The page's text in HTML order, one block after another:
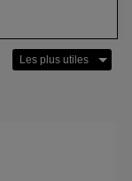
utilisant la
se verront
consentis.